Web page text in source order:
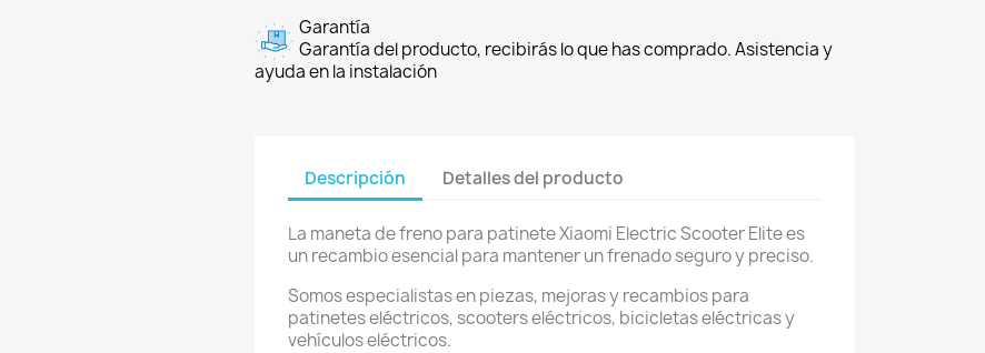
Garantía
Garantía del producto, recibirás lo que has comprado. Asistencia y
ayuda en la instalación
Descripción Detalles del producto
La maneta de freno para patinete Xiaomi Electric Scooter Elite es
un recambio esencial para mantener un frenado seguro y preciso.
Somos especialistas en piezas, mejoras y recambios para
patinetes eléctricos, scooters eléctricos, bicicletas eléctricas y
vehículos eléctricos.